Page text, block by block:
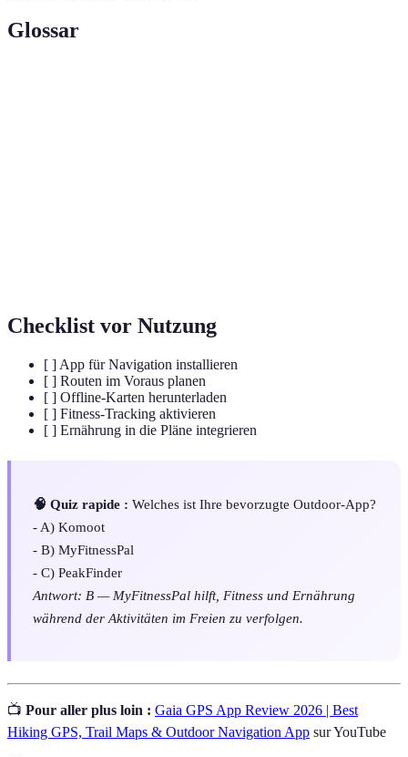
Glossar
Checklist vor Nutzung
[ ] App für Navigation installieren
[ ] Routen im Voraus planen
[ ] Offline-Karten herunterladen
[ ] Fitness-Tracking aktivieren
[ ] Ernährung in die Pläne integrieren
🧠 Quiz rapide : Welches ist Ihre bevorzugte Outdoor-App?
- A) Komoot
- B) MyFitnessPal
- C) PeakFinder
Antwort: B — MyFitnessPal hilft, Fitness und Ernährung
während der Aktivitäten im Freien zu verfolgen.
📺 Pour aller plus loin : Gaia GPS App Review 2026 | Best
Hiking GPS, Trail Maps & Outdoor Navigation App sur YouTube